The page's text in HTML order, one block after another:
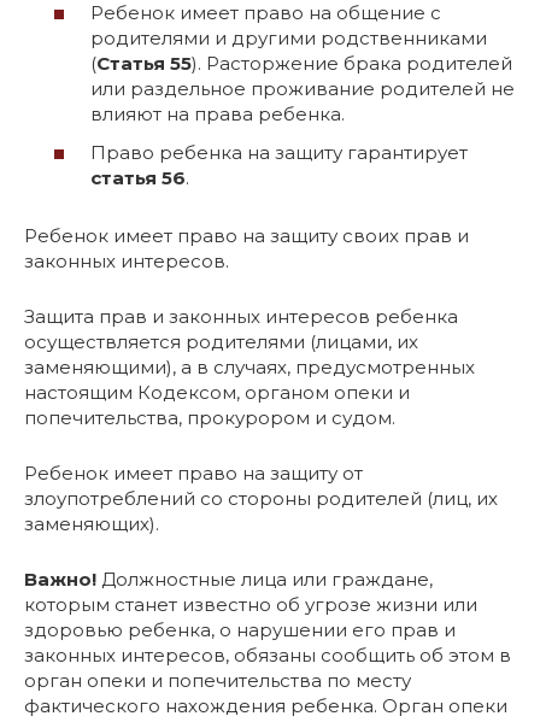
Ребенок имеет право на общение с
родителями и другими родственниками
(Статья 55). Расторжение брака родителей
или раздельное проживание родителей не
влияют на права ребенка.
Право ребенка на защиту гарантирует
статья 56.
Ребенок имеет право на защиту своих прав и
законных интересов.
Защита прав и законных интересов ребенка
осуществляется родителями (лицами, их
заменяющими), а в случаях, предусмотренных
настоящим Кодексом, органом опеки и
попечительства, прокурором и судом.
Ребенок имеет право на защиту от
злоупотреблений со стороны родителей (лиц, их
заменяющих).
Важно! Должностные лица или граждане,
которым станет известно об угрозе жизни или
здоровью ребенка, о нарушении его прав и
законных интересов, обязаны сообщить об этом в
орган опеки и попечительства по месту
фактического нахождения ребенка. Орган опеки